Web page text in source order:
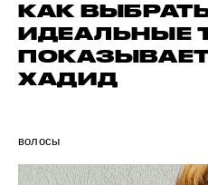
КАК
ИДЕАЛЬНЫЕ
ХАДИД
волосы